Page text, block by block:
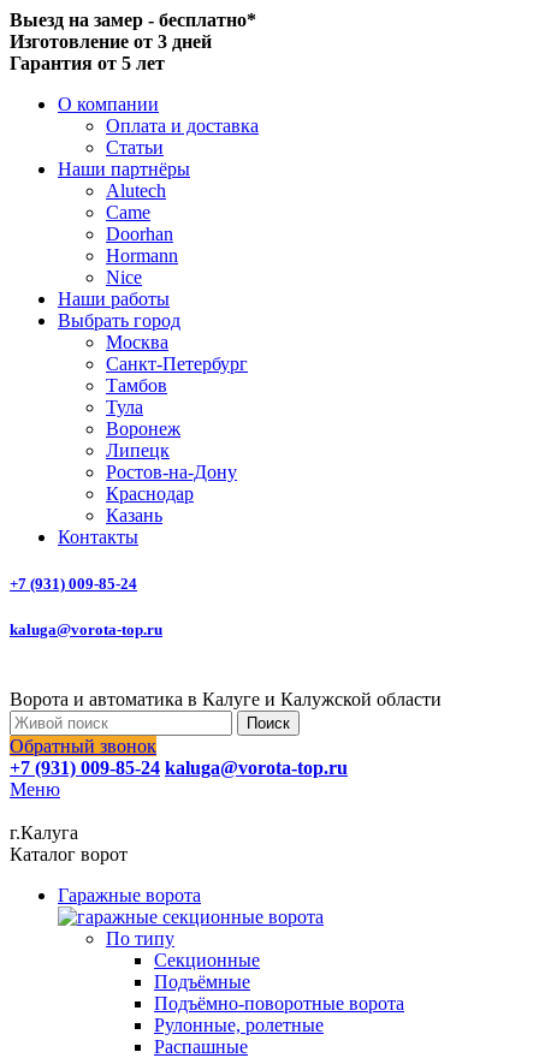
Выезд на замер - бесплатно*
Изготовление от 3 дней
Гарантия от 5 лет
О компании
Оплата и доставка
Статьи
Наши партнёры
Alutech
Came
Doorhan
Hormann
Nice
Наши работы
Выбрать город
Москва
Санкт-Петербург
Тамбов
Тула
Воронеж
Липецк
Ростов-на-Дону
Краснодар
Казань
Контакты
+7 (931) 009-85-24
kaluga@vorota-top.ru
Ворота и автоматика в Калуге и Калужской области
Поиск
Обратный звонок
+7 (931) 009-85-24 kaluga@vorota-top.ru
Меню
г.Калуга
Каталог ворот
Гаражные ворота
По типу
Секционные
Подъёмные
Подъёмно-поворотные ворота
Рулонные, ролетные
Распашные